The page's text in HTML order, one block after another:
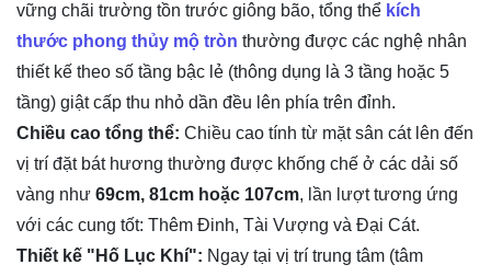
vững chãi trường tồn trước giông bão, tổng thể kích
thước phong thủy mộ tròn thường được các nghệ nhân
thiết kế theo số tầng bậc lẻ (thông dụng là 3 tầng hoặc 5
tầng) giật cấp thu nhỏ dần đều lên phía trên đỉnh.
Chiều cao tổng thể: Chiều cao tính từ mặt sân cát lên đến
vị trí đặt bát hương thường được khống chế ở các dải số
vàng như 69cm, 81cm hoặc 107cm, lần lượt tương ứng
với các cung tốt: Thêm Đinh, Tài Vượng và Đại Cát.
Thiết kế "Hố Lục Khí": Ngay tại vị trí trung tâm (tâm